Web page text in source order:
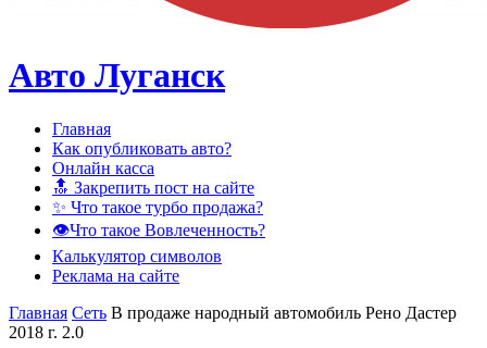
Авто Луганск
Главная
Как опубликовать авто?
Онлайн касса
🔝 Закрепить пост на сайте
✨ Что такое турбо продажа?
👁️Что такое Вовлеченность?
Калькулятор символов
Реклама на сайте
Главная Сеть В продаже народный автомобиль Рено Дастер
2018 г. 2.0